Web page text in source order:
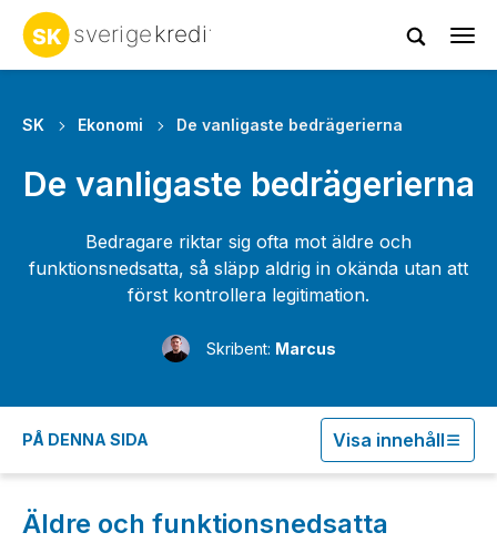
SK Ekonomi De vanligaste bedrägerierna
De vanligaste bedrägerierna
Bedragare riktar sig ofta mot äldre och
funktionsnedsatta, så släpp aldrig in okända utan att
först kontrollera legitimation.
Skribent: Marcus
PÅ DENNA SIDA Visa innehåll
Äldre och funktionsnedsatta